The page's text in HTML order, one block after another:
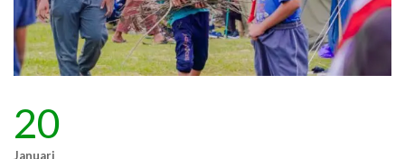
20
Januari